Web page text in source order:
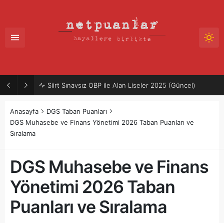
Siirt Sınavsız OBP ile Alan Liseler 2025 (Güncel)
Anasayfa
DGS Taban Puanları
DGS Muhasebe ve Finans Yönetimi 2026 Taban Puanları ve
Sıralama
DGS Muhasebe ve Finans
Yönetimi 2026 Taban
Puanları ve Sıralama